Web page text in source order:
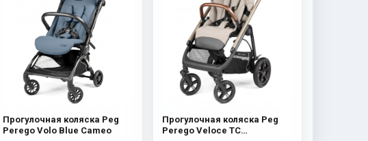
Прогулочная коляска Peg
Perego Volo Blue Cameo
Прогулочная коляска Peg
Perego Veloce TC